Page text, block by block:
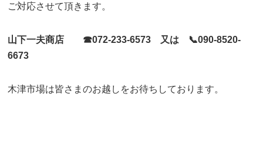
ご対応させて頂きます。
山下一夫商店 ☎072-233-6573 又は 📞090-8520-
6673
木津市場は皆さまのお越しをお待ちしております。